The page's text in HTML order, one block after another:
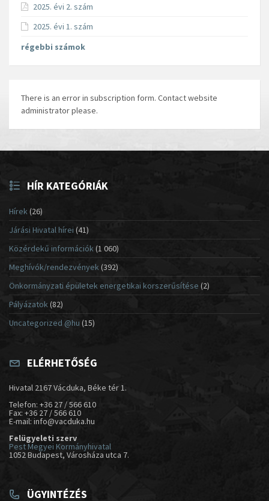
2025. évi 2. szám
2025. évi 1. szám
régebbi számok
There is an error in subscription form. Contact website
administrator please.
HÍR KATEGÓRIÁK
Hírek(26)
Járási Hivatal hírei (41)
Közérdekű információk(1 060)
Meghívók/rendezvények (392)
Önkormányzati épületek energetikai korszerűsítése (2)
Pályázatok (82)
Uncategorized @hu (15)
ELÉRHETŐSÉG
Hivatal 2167 Vácduka, Béke tér 1.
Telefon: +36 27 / 566 610
Fax: +36 27 / 566 610
E-mail: info@vacduka.hu
Felügyeleti szerv
Pest Megyei Kormányhivatal
1052 Budapest, Városháza utca 7.
ÜGYINTÉZÉS